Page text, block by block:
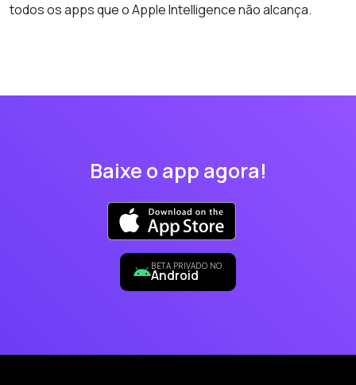
todos os apps que o Apple Intelligence não alcança.
Baixe o app agora!
BETA PRIVADO NO
Android